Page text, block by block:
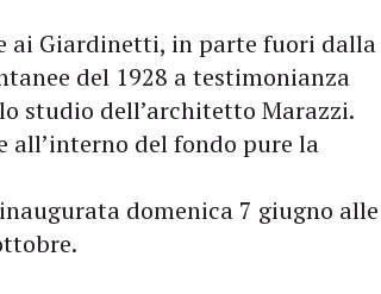
ai Giardinetti, in parte fuori dalla
del 1928 a testimonianza
studio dell’architetto Marazzi.
all’interno del fondo pure la
domenica 7 giugno alle